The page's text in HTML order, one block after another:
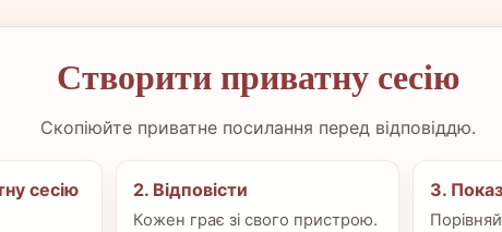
Створити приватну сесію
Скопіюйте приватне посилання перед відповіддю.
сесію 2. Відповісти
Кожен грає зі свого пристрою.
3.